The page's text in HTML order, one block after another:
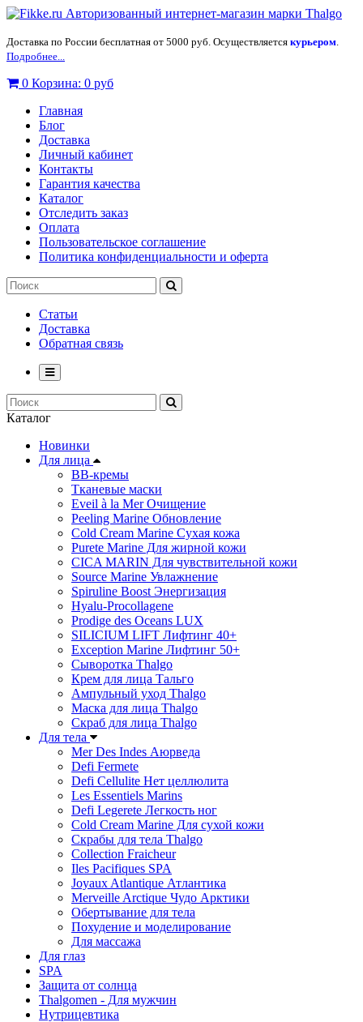
Доставка по России бесплатная от 5000 руб. Осуществляется курьером.
Подробнее...
0 Корзина: 0 руб
Главная
Блог
Доставка
Личный кабинет
Контакты
Гарантия качества
Каталог
Отследить заказ
Оплата
Пользовательское соглашение
Политика конфиденциальности и оферта
Статьи
Доставка
Обратная связь
Каталог
Новинки
Для лица
ВВ-кремы
Тканевые маски
Eveil à la Mer Очищение
Peeling Marine Обновление
Cold Cream Marine Сухая кожа
Purete Marine Для жирной кожи
СICA MARIN Для чувствительной кожи
Source Marine Увлажнение
Spiruline Boost Энергизация
Hyalu-Procollagene
Prodige des Oceans LUX
SILICIUM LIFT Лифтинг 40+
Exception Marine Лифтинг 50+
Cыворотка Thalgo
Крем для лица Тальго
Ампульный уход Thalgo
Маска для лица Thalgo
Скраб для лица Thalgo
Для тела
Mer Des Indes Аюрведа
Defi Fermete
Defi Cellulite Нет целлюлита
Les Essentiels Marins
Defi Legerete Легкость ног
Cold Cream Marine Для сухой кожи
Скрабы для тела Thalgo
Collection Fraicheur
Iles Pacifiques SPA
Joyaux Atlantique Атлантика
Merveille Arctique Чудо Арктики
Обертывание для тела
Похудение и моделирование
Для массажа
Для глаз
SPA
Защита от солнца
Thalgomen - Для мужчин
Нутрицевтика